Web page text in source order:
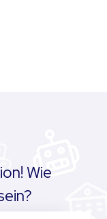
anzeigen
Wie